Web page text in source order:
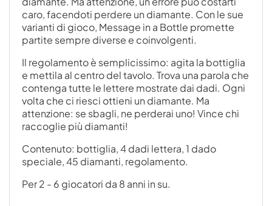
caro, facendoti perdere un diamante. Con le sue
varianti di gioco, Message in a Bottle promette
partite sempre diverse e coinvolgenti.
Il regolamento è semplicissimo: agita la bottiglia
e mettila al centro del tavolo. Trova una parola che
contenga tutte le lettere mostrate dai dadi. Ogni
volta che ci riesci ottieni un diamante. Ma
attenzione: se sbagli, ne perderai uno! Vince chi
raccoglie più diamanti!
Contenuto: bottiglia, 4 dadi lettera, 1 dado
speciale, 45 diamanti, regolamento.
Per 2 - 6 giocatori da 8 anni in su.